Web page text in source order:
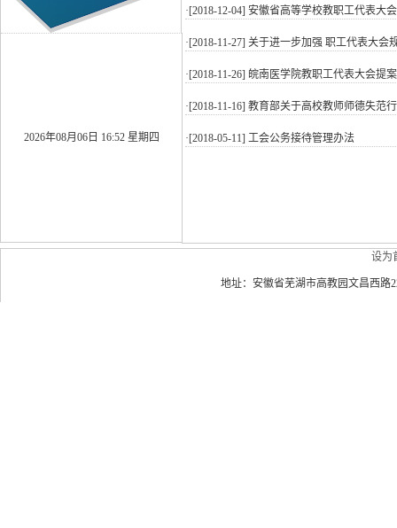
2026年08月06日 16:52 星期四
·[2018-12-04] 安徽省高等学校教职工代表大
·[2018-11-27] 关于进一步加强 职工代表大会
·[2018-11-26] 皖南医学院教职工代表大会提
·[2018-11-16] 教育部关于高校教师师德失范
·[2018-05-11] 工会公务接待管理办法
设为
地址：安徽省芜湖市高教园文昌西路